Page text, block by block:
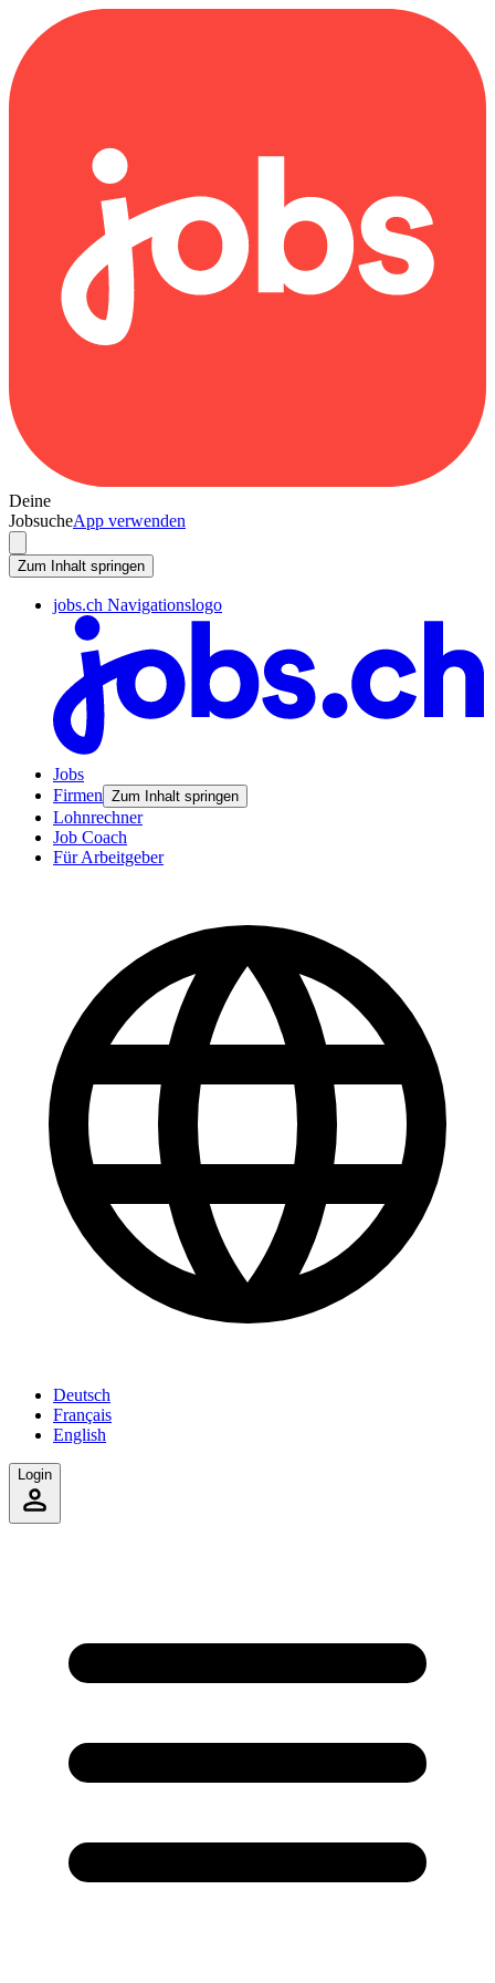
Deine
JobsucheApp verwenden
Zum Inhalt springen
jobs.ch Navigationslogo
Jobs
Firmen Zum Inhalt springen
Lohnrechner
Job Coach
Für Arbeitgeber
Deutsch
Français
English
Login